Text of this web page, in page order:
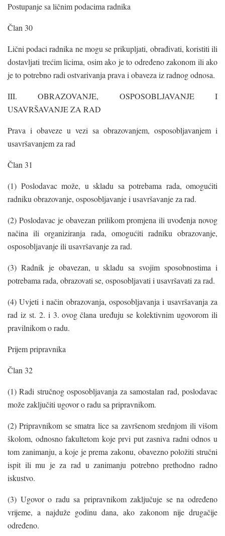
Postupanje sa ličnim podacima radnika
Član 30
Lični podaci radnika ne mogu se prikupljati, obrađivati, koristiti ili
dostavljati trećim licima, osim ako je to određeno zakonom ili ako
je to potrebno radi ostvarivanja prava i obaveza iz radnog odnosa.
III. OBRAZOVANJE, OSPOSOBLJAVANJE I
USAVRŠAVANJE ZA RAD
Prava i obaveze u vezi sa obrazovanjem, osposobljavanjem i
usavršavanjem za rad
Član 31
(1) Poslodavac može, u skladu sa potrebama rada, omogućiti
radniku obrazovanje, osposobljavanje i usavršavanje za rad.
(2) Poslodavac je obavezan prilikom promjena ili uvođenja novog
načina ili organiziranja rada, omogućiti radniku obrazovanje,
osposobljavanje ili usavršavanje za rad.
(3) Radnik je obavezan, u skladu sa svojim sposobnostima i
potrebama rada, obrazovati se, osposobljavati i usavršavati za rad.
(4) Uvjeti i način obrazovanja, osposobljavanja i usavršavanja za
rad iz st. 2. i 3. ovog člana uređuju se kolektivnim ugovorom ili
pravilnikom o radu.
Prijem pripravnika
Član 32
(1) Radi stručnog osposobljavanja za samostalan rad, poslodavac
može zaključiti ugovor o radu sa pripravnikom.
(2) Pripravnikom se smatra lice sa završenom srednjom ili višom
školom, odnosno fakultetom koje prvi put zasniva radni odnos u
tom zanimanju, a koje je prema zakonu, obavezno položiti stručni
ispit ili mu je za rad u zanimanju potrebno prethodno radno
iskustvo.
(3) Ugovor o radu sa pripravnikom zaključuje se na određeno
vrijeme, a najduže godinu dana, ako zakonom nije drugačije
određeno.